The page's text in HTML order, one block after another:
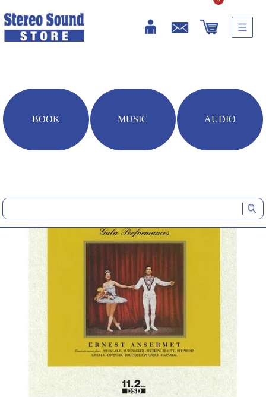
BOOK MUSIC AUDIO
HOME 音楽ソフト ロイヤル・バレエ・ガラ(DSD収録BD-ROM)